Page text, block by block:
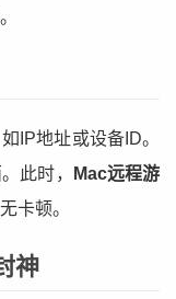
IP地址或设备ID。
此时，
Mac远程游
卡顿。
神